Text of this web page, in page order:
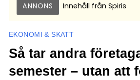
ANNONS Innehåll från Spiris
EKONOMI & SKATT
Så tar andra
semester – utan att